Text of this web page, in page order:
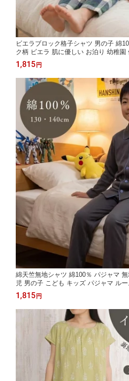
ビエラブロック格子シャツ 男の子 綿
ク柄 ビエラ 肌に優しい お泊り 幼稚園
1,815円
綿天竺無地シャツ 綿100％ パジャマ
児 男の子 こども キッズ パジャマ ル
肌に優しい お泊り 幼稚園 保育園 小学校
1,815円